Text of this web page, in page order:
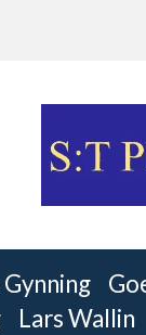
Lars Wallin